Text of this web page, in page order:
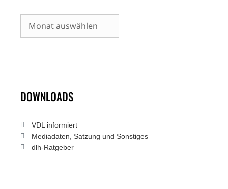
Archiv
DOWNLOADS
VDL informiert
Mediadaten, Satzung und Sonstiges
dlh-Ratgeber